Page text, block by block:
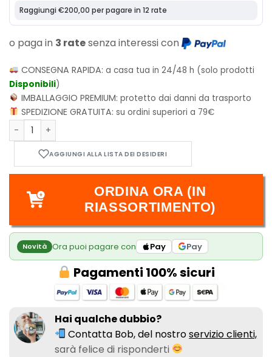
o paga in 3 ratesenza interessi con
CONSEGNA RAPIDA:a casa tua in 24/48 h (solo prodotti
Disponibili)
IMBALLAGGIO PREMIUM:protetto dai danni da trasporto
SPEDIZIONE GRATUITA:su ordini superiori a 79€
Set 7 Dadi Gemini Black-Pink w/White - Chessex 26430
ORDINA ORA (IN
RIASSORTIMENTO)
Novità Ora puoi pagare con Pay Pay
Pagamenti 100% sicuri
Hai qualche dubbio?
Contatta Bob, del nostroservizio clienti,
sarà felice di risponderti